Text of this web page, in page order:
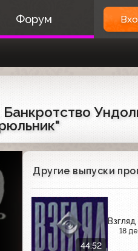
Форум
Другие выпуски
44:52
18